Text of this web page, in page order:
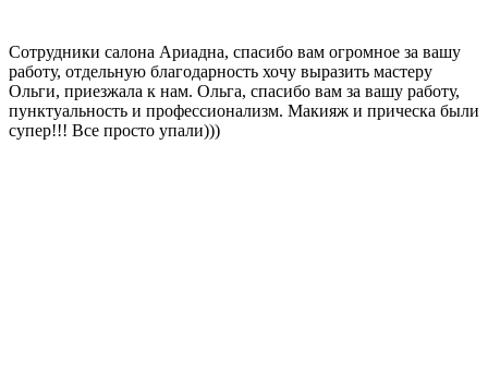
Сотрудники салона Ариадна, спасибо вам огромное за вашу
работу, отдельную благодарность хочу выразить мастеру
Ольги, приезжала к нам. Ольга, спасибо вам за вашу работу,
пунктуальность и профессионализм. Макияж и прическа были
супер!!! Все просто упали)))